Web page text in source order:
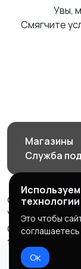
Увы,
Смягчите
Магазины
Служба
© 2026 Орен-АЙ
Услуги
Создал
1235600008841
Правила сервиса
технологии
Это чтобы
соглашаетесь
Ок